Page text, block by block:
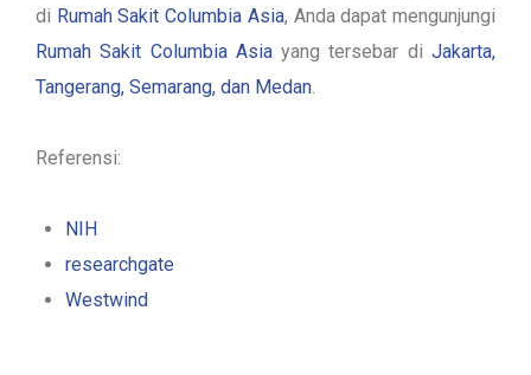
di Rumah Sakit Columbia Asia, Anda dapat mengunjungi
Rumah Sakit Columbia Asiayang tersebar diJakarta,
Tangerang, Semarang, dan Medan.
Referensi:
NIH
researchgate
Westwind